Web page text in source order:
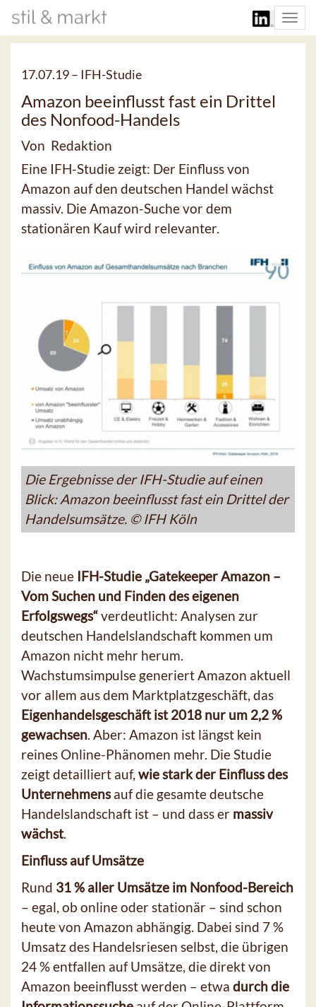
17.07.19 – IFH-Studie
Amazon beeinflusst fast ein Drittel
des Nonfood-Handels
Von Redaktion
Eine IFH-Studie zeigt: Der Einfluss von
Amazon auf den deutschen Handel wächst
massiv. Die Amazon-Suche vor dem
stationären Kauf wird relevanter.
Die Ergebnisse der IFH-Studie auf einen
Blick: Amazon beeinflusst fast ein Drittel der
Handelsumsätze. © IFH Köln
Die neue IFH-Studie „Gatekeeper Amazon –
Vom Suchen und Finden des eigenen
Erfolgswegs“verdeutlicht: Analysen zur
deutschen Handelslandschaft kommen um
Amazon nicht mehr herum.
Wachstumsimpulse generiert Amazon aktuell
vor allem aus dem Marktplatzgeschäft, das
Eigenhandelsgeschäft ist 2018 nur um 2,2 %
gewachsen . Aber: Amazon ist längst kein
reines Online-Phänomen mehr. Die Studie
zeigt detailliert auf, wie stark der Einfluss des
Unternehmensauf die gesamte deutsche
Handelslandschaft ist – und dass er massiv
wächst.
Einfluss auf Umsätze
Rund 31 % aller Umsätze im Nonfood-Bereich
– egal, ob online oder stationär – sind schon
heute von Amazon abhängig. Dabei sind 7 %
Umsatz des Handelsriesen selbst, die übrigen
24 % entfallen auf Umsätze, die direkt von
Amazon beeinflusst werden – etwa durch die